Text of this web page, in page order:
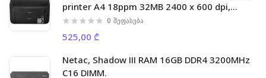
printer A4 18ppm 32MB 2400 x 600 dpi,
5000p/m
0 შეფასება
525,00 ₾
Netac, Shadow III RAM 16GB DDR4 3200MHz
C16 DIMM.